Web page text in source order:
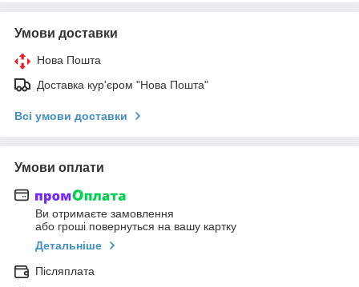
Умови доставки
Нова Пошта
Доставка кур'єром "Нова Пошта"
Всі умови доставки
Умови оплати
Ви отримаєте замовлення
або гроші повернуться на вашу картку
Детальніше
Післяплата